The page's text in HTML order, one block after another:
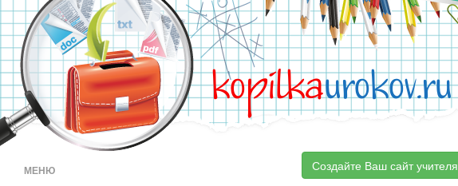
kopilkaurokov.ru
МЕНЮ Создайте Ваш сайт учителя